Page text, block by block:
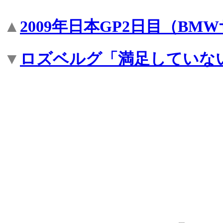
▲ 2009年日本GP2日目（BMW
▼ ロズベルグ「満足していな